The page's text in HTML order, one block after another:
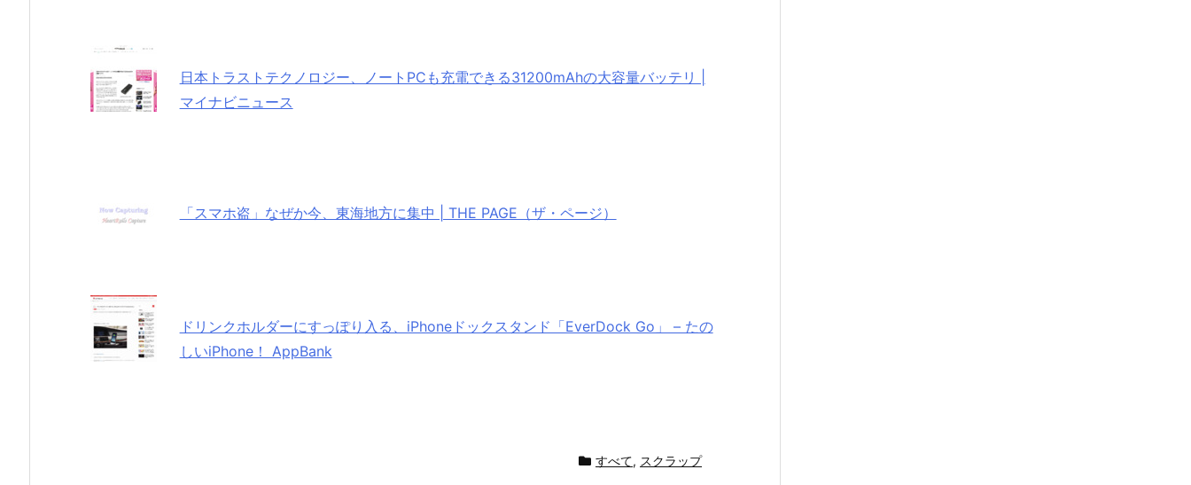
日本トラストテクノロジー、ノートPCも充電できる31200mAhの大容量バッテリ |
マイナビニュース
「スマホ盗」なぜか今、東海地方に集中 | THE PAGE（ザ・ページ）
ドリンクホルダーにすっぽり入る、iPhoneドックスタンド「EverDock Go」 – たの
しいiPhone！ AppBank
すべて, スクラップ